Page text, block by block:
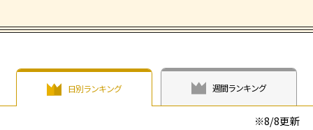
日別ランキング 週間ランキング
※8/8更新